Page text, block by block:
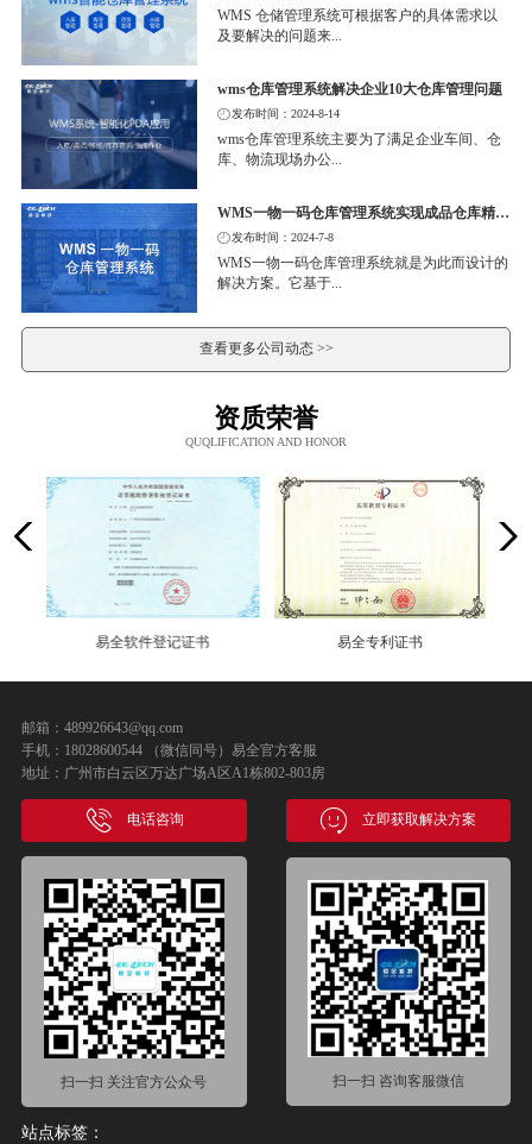
WMS 仓储管理系统可根据客户的具体需求以
及要解决的问题来...
wms仓库管理系统解决企业10大仓库管理问题
发布时间：2024-8-14
wms仓库管理系统主要为了满足企业车间、仓
库、物流现场办公...
WMS一物一码仓库管理系统实现成品仓库精细化管理
发布时间：2024-7-8
WMS一物一码仓库管理系统就是为此而设计的
解决方案。它基于...
查看更多公司动态 >>
资质荣誉
QUQLIFICATION AND HONOR
易全软件登记证书 易全专利证书
邮箱：489926643@qq.com
手机：18028600544 （微信同号）易全官方客服
地址：广州市白云区万达广场A区A1栋802-803房
电话咨询 立即获取解决方案
扫一扫 关注官方公众号 扫一扫 咨询客服微信
站点标签：